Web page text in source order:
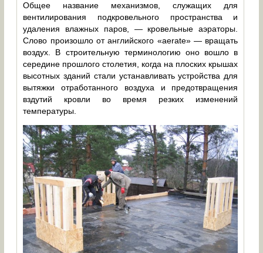
Общее название механизмов, служащих для
вентилирования подкровельного пространства и
удаления влажных паров, — кровельные аэраторы.
Слово произошло от английского «aerate» — вращать
воздух. В строительную терминологию оно вошло в
середине прошлого столетия, когда на плоских крышах
высотных зданий стали устанавливать устройства для
вытяжки отработанного воздуха и предотвращения
вздутий кровли во время резких изменений
температуры.